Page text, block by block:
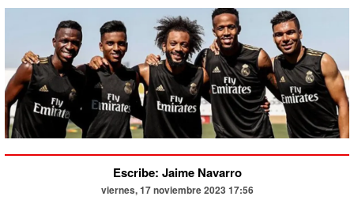
Escribe: Jaime Navarro
viernes, 17 noviembre 2023 17:56